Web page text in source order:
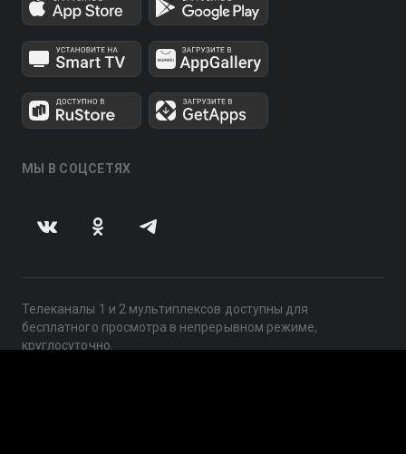
МЫ В СОЦСЕТЯХ
Телеканалы 1 и 2 мультиплексов доступны для
бесплатного просмотра в непрерывном режиме,
круглосуточно.